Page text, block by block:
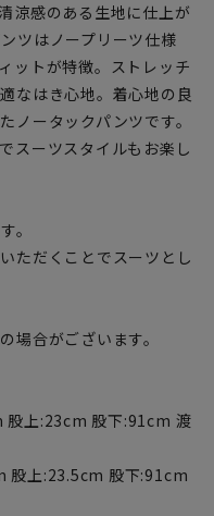
涼感のある生地に仕上が
ツはノープリーツ仕様
ットが特徴。ストレッチ
なはき心地。着心地の良
ノータックパンツです。
スーツスタイルもお楽し
。
ただくことでスーツとし
場合がございます。
上:23cm 股下:91cm 渡
股上:23.5cm 股下:91cm